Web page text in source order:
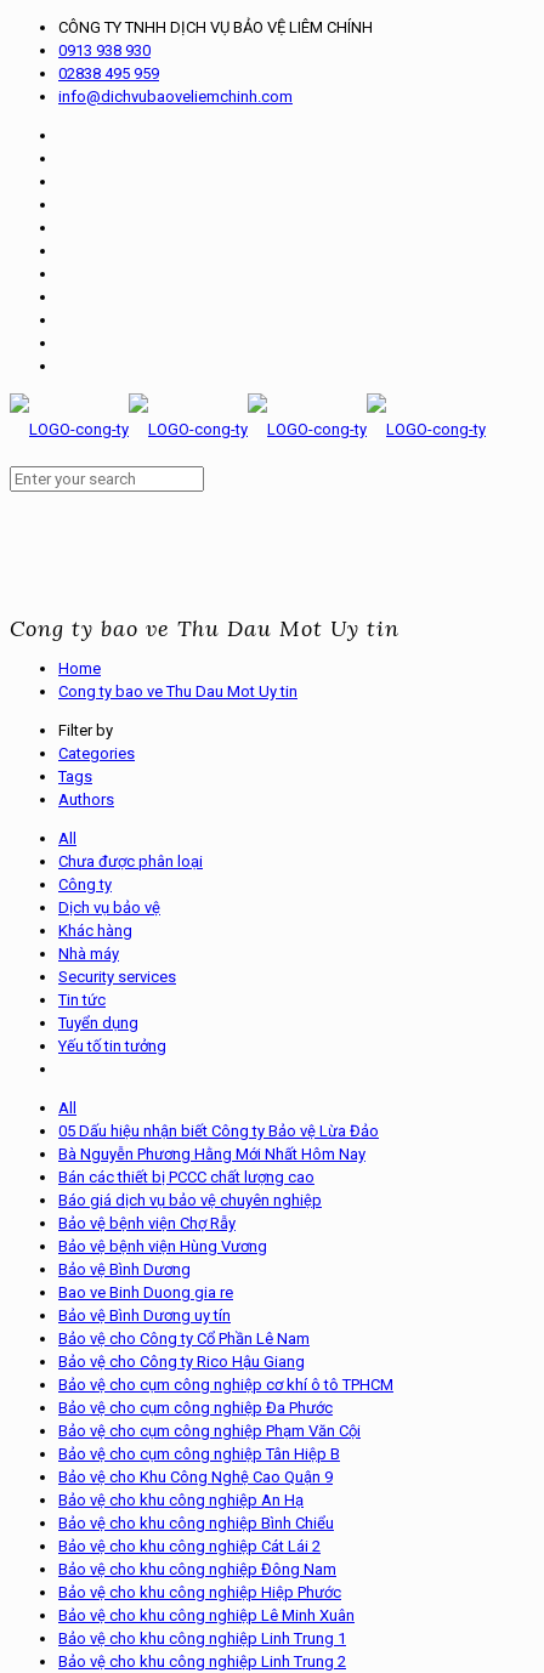
CÔNG TY TNHH DỊCH VỤ BẢO VỆ LIÊM CHÍNH
0913 938 930
02838 495 959
info@dichvubaoveliemchinh.com
Cong ty bao ve Thu Dau Mot Uy tin
Home
Cong ty bao ve Thu Dau Mot Uy tin
Filter by
Categories
Tags
Authors
All
Chưa được phân loại
Công ty
Dịch vụ bảo vệ
Khác hàng
Nhà máy
Security services
Tin tức
Tuyển dụng
Yếu tố tin tưởng
All
05 Dấu hiệu nhận biết Công ty Bảo vệ Lừa Đảo
Bà Nguyễn Phương Hằng Mới Nhất Hôm Nay
Bán các thiết bị PCCC chất lượng cao
Báo giá dịch vụ bảo vệ chuyên nghiệp
Bảo vệ bệnh viện Chợ Rẫy
Bảo vệ bệnh viện Hùng Vương
Bảo vệ Bình Dương
Bao ve Binh Duong gia re
Bảo vệ Bình Dương uy tín
Bảo vệ cho Công ty Cổ Phần Lê Nam
Bảo vệ cho Công ty Rico Hậu Giang
Bảo vệ cho cụm công nghiệp cơ khí ô tô TPHCM
Bảo vệ cho cụm công nghiệp Đa Phước
Bảo vệ cho cụm công nghiệp Phạm Văn Cội
Bảo vệ cho cụm công nghiệp Tân Hiệp B
Bảo vệ cho Khu Công Nghệ Cao Quận 9
Bảo vệ cho khu công nghiệp An Hạ
Bảo vệ cho khu công nghiệp Bình Chiểu
Bảo vệ cho khu công nghiệp Cát Lái 2
Bảo vệ cho khu công nghiệp Đông Nam
Bảo vệ cho khu công nghiệp Hiệp Phước
Bảo vệ cho khu công nghiệp Lê Minh Xuân
Bảo vệ cho khu công nghiệp Linh Trung 1
Bảo vệ cho khu công nghiệp Linh Trung 2